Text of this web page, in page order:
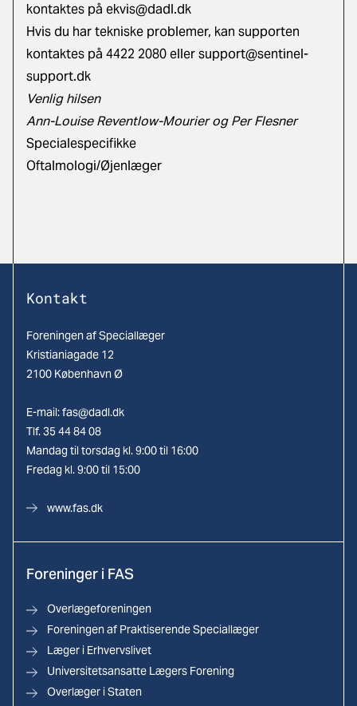
kontaktes på ekvis@dadl.dk
Hvis du har tekniske problemer, kan supporten
kontaktes på 4422 2080 ellersupport@sentinel-
support.dk
Venlig hilsen
Ann-Louise Reventlow-Mourier og Per Flesner
Specialespecifikke
Oftalmologi/Øjenlæger
Kontakt
Foreningen af Speciallæger
Kristianiagade 12
2100 København Ø
E-mail:fas@dadl.dk
Tlf. 35 44 84 08
Mandag til torsdag kl. 9:00 til 16:00
Fredag kl. 9:00 til 15:00
www.fas.dk
Foreninger i FAS
Overlægeforeningen
Foreningen af Praktiserende Speciallæger
Læger i Erhvervslivet
Universitetsansatte Lægers Forening
Overlæger i Staten